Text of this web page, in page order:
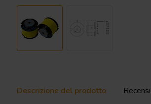
Descrizione del prodotto